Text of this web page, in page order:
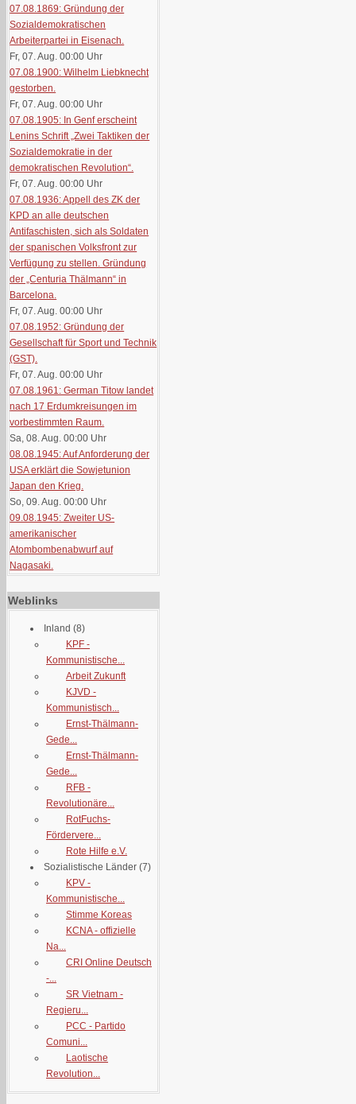
07.08.1869: Gründung der
Sozialdemokratischen
Arbeiterpartei in Eisenach.
Fr, 07. Aug. 00:00 Uhr
07.08.1900: Wilhelm Liebknecht
gestorben.
Fr, 07. Aug. 00:00 Uhr
07.08.1905: In Genf erscheint
Lenins Schrift „Zwei Taktiken der
Sozialdemokratie in der
demokratischen Revolution“.
Fr, 07. Aug. 00:00 Uhr
07.08.1936: Appell des ZK der
KPD an alle deutschen
Antifaschisten, sich als Soldaten
der spanischen Volksfront zur
Verfügung zu stellen. Gründung
der „Centuria Thälmann“ in
Barcelona.
Fr, 07. Aug. 00:00 Uhr
07.08.1952: Gründung der
Gesellschaft für Sport und Technik
(GST).
Fr, 07. Aug. 00:00 Uhr
07.08.1961: German Titow landet
nach 17 Erdumkreisungen im
vorbestimmten Raum.
Sa, 08. Aug. 00:00 Uhr
08.08.1945: Auf Anforderung der
USA erklärt die Sowjetunion
Japan den Krieg.
So, 09. Aug. 00:00 Uhr
09.08.1945: Zweiter US-
amerikanischer
Atombombenabwurf auf
Nagasaki.
Weblinks
Inland (8)
KPF -
Kommunistische...
Arbeit Zukunft
KJVD -
Kommunistisch...
Ernst-Thälmann-
Gede...
Ernst-Thälmann-
Gede...
RFB -
Revolutionäre...
RotFuchs-
Fördervere...
Rote Hilfe e.V.
Sozialistische Länder (7)
KPV -
Kommunistische...
Stimme Koreas
KCNA - offizielle
Na...
CRI Online Deutsch
-...
SR Vietnam -
Regieru...
PCC - Partido
Comuni...
Laotische
Revolution...